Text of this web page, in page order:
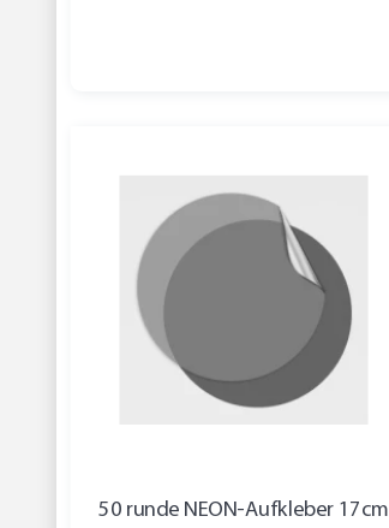
50 runde NEON-Aufkleber 17cm